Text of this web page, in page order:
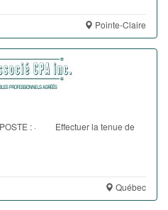
Pointe-Claire
POSTE : · Effectuer la tenue de
Québec